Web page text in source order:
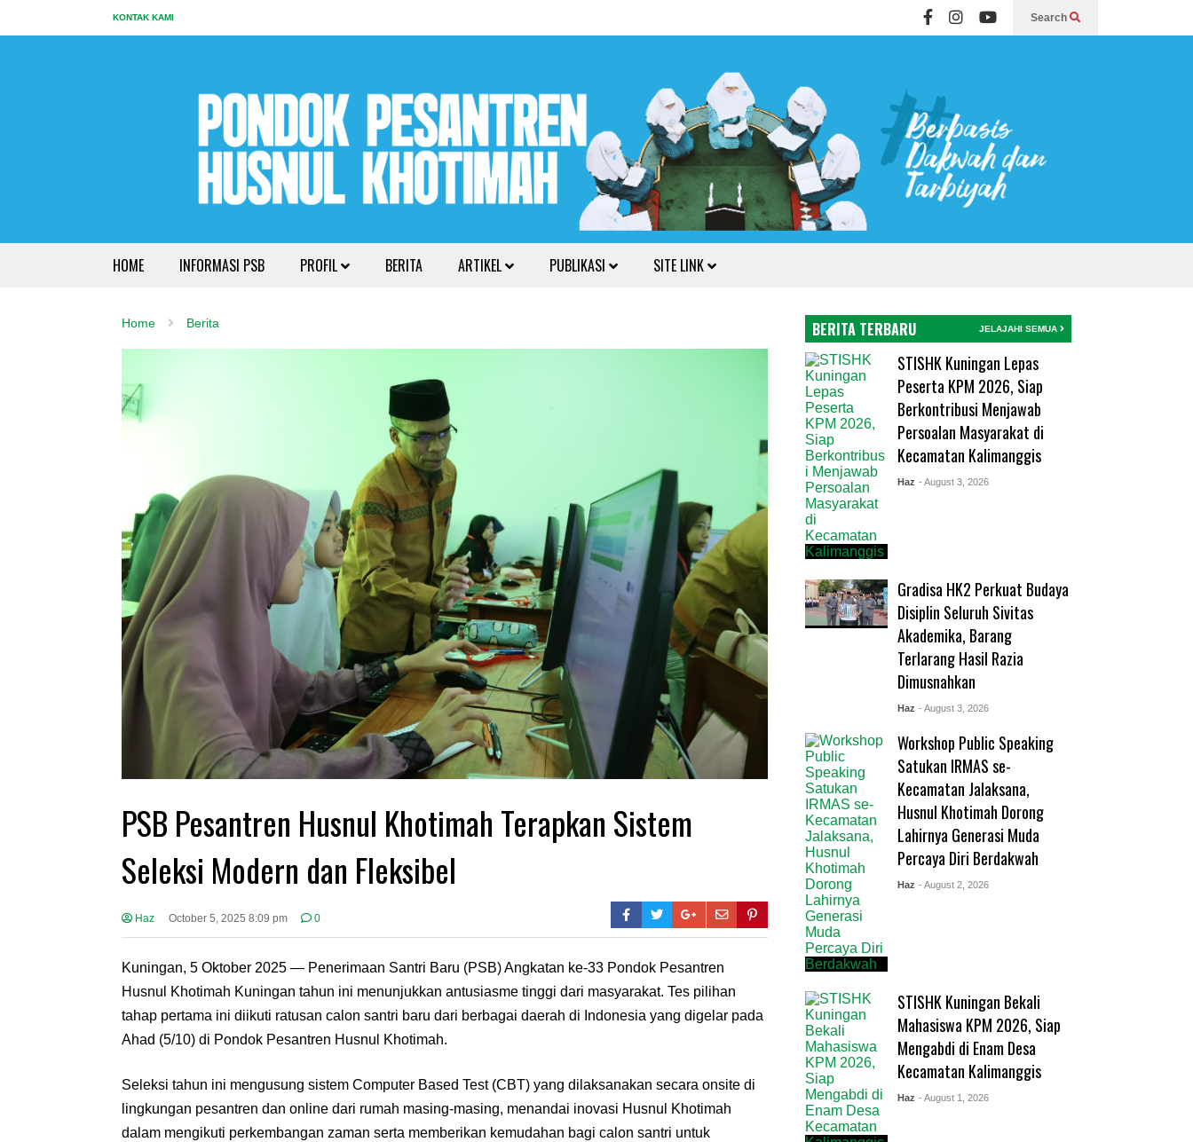
KONTAK KAMI Search
HOME INFORMASI PSB PROFIL BERITA ARTIKEL PUBLIKASI SITE LINK
Home Berita
PSB Pesantren Husnul Khotimah Terapkan Sistem
Seleksi Modern dan Fleksibel
Haz October 5, 2025 8:09 pm 0
‎Kuningan, 5 Oktober 2025 — Penerimaan Santri Baru (PSB) Angkatan ke-33 Pondok Pesantren
Husnul Khotimah Kuningan tahun ini menunjukkan antusiasme tinggi dari masyarakat. Tes pilihan
tahap pertama ini diikuti ratusan calon santri baru dari berbagai daerah di Indonesia yang digelar pada
Ahad (5/10) di Pondok Pesantren Husnul Khotimah.
‎Seleksi tahun ini mengusung sistem Computer Based Test (CBT) yang dilaksanakan secara onsite di
lingkungan pesantren dan online dari rumah masing-masing, menandai inovasi Husnul Khotimah
dalam mengikuti perkembangan zaman serta memberikan kemudahan bagi calon santri untuk
BERITA TERBARU JELAJAHI SEMUA
STISHK Kuningan Lepas
Peserta KPM 2026, Siap
Berkontribusi Menjawab
Persoalan Masyarakat di
Kecamatan Kalimanggis
Haz - August 3, 2026
Gradisa HK2 Perkuat Budaya
Disiplin Seluruh Sivitas
Akademika, Barang
Terlarang Hasil Razia
Dimusnahkan
Haz - August 3, 2026
Workshop Public Speaking
Satukan IRMAS se-
Kecamatan Jalaksana,
Husnul Khotimah Dorong
Lahirnya Generasi Muda
Percaya Diri Berdakwah
Haz - August 2, 2026
STISHK Kuningan Bekali
Mahasiswa KPM 2026, Siap
Mengabdi di Enam Desa
Kecamatan Kalimanggis
Haz - August 1, 2026